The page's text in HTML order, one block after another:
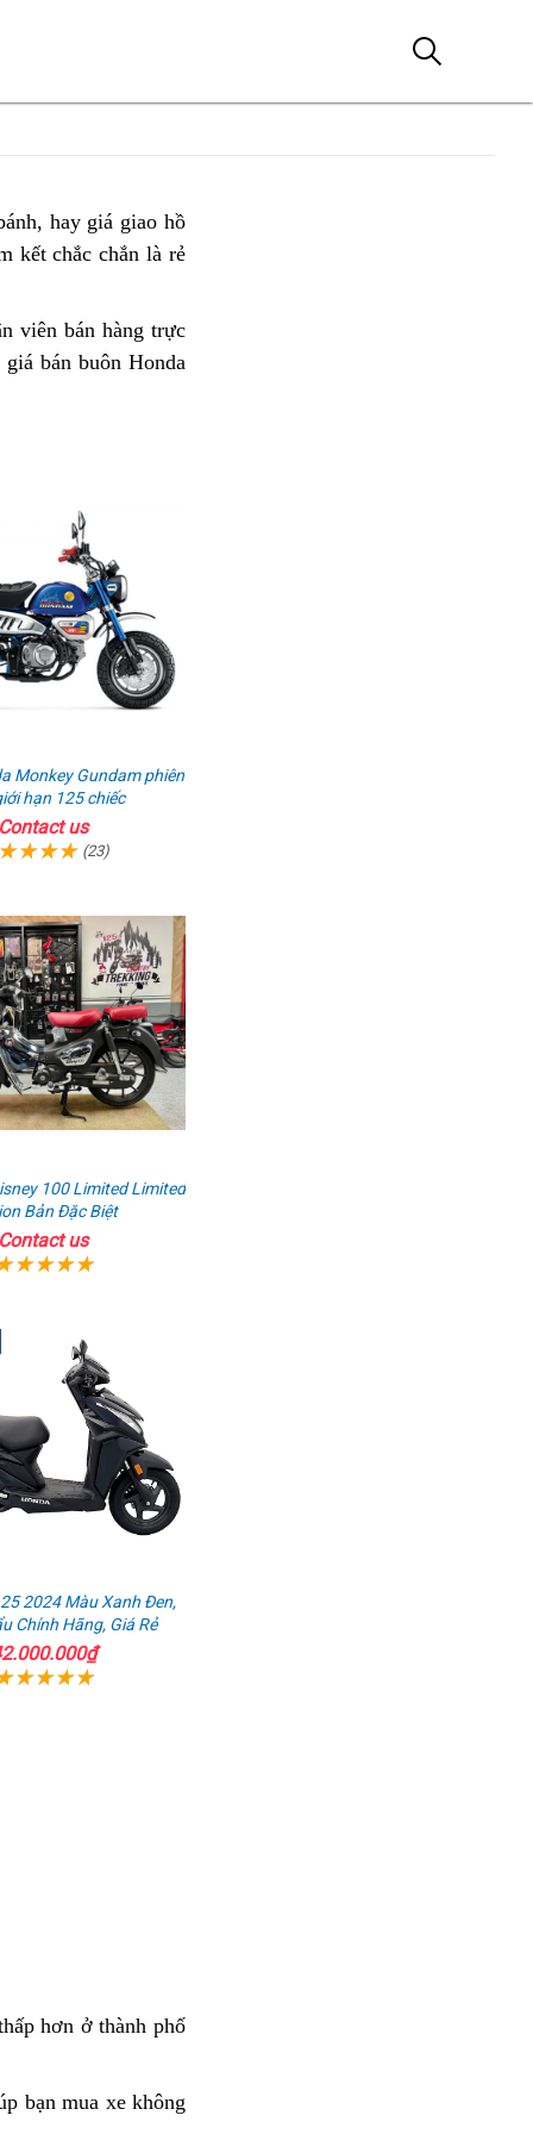
online
Honda
ADV
nhập
khẩu
hay giá giao hồ
kết chắc chắn là rẻ
viên bán hàng trực
bán buôn Honda
Monkey Gundam phiên
hạn 125 chiếc
Contact us
(23)
100 Limited Limited
Bản Đặc Biệt
Contact us
2024 Màu Xanh Đen,
Chính Hãng, Giá Rẻ
hơn ở thành phố
bạnHonda
mua xe không